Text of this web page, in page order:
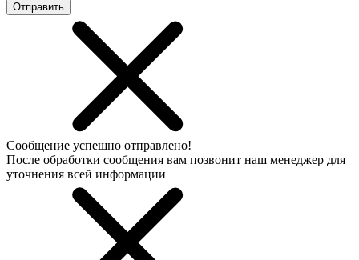
Отправить
Сообщение успешно отправлено!
После обработки сообщения вам позвонит наш менеджер для
уточнения всей информации